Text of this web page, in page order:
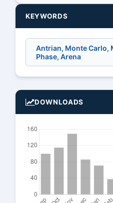
KEYWORDS
Antrian, Monte Carlo,
Phase, Arena
DOWNLOADS